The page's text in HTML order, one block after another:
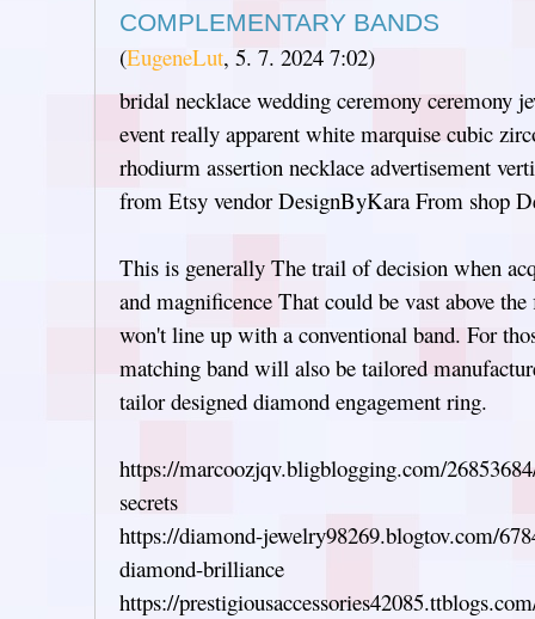
COMPLEMENTARY BANDS
(EugeneLut, 5. 7. 2024 7:02)
bridal necklace wedding ceremony ceremony
event really apparent white marquise cubic
rhodiurm assertion necklace advertisement
from Etsy vendor DesignByKara From shop
This is generally The trail of decision when
and magnificence That could be vast above
won't line up with a conventional band. For
matching band will also be tailored
tailor designed diamond engagement ring.
https://marcoozjqv.bligblogging.com/
secrets
https://diamond-jewelry98269.blogtov.com/
diamond-brilliance
https://